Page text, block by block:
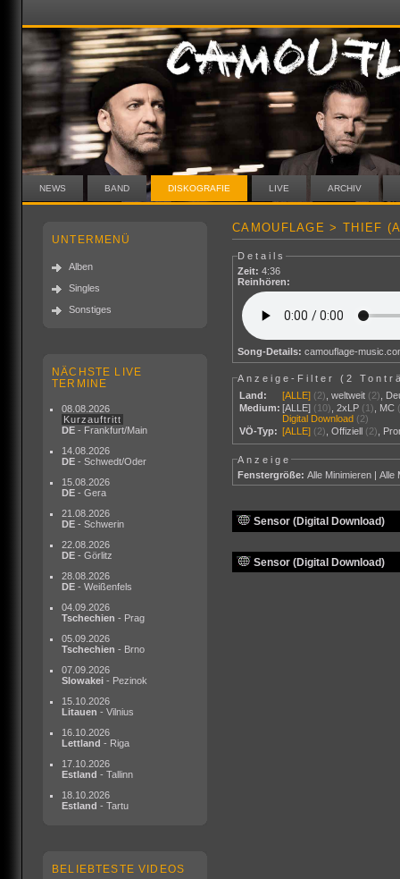
NEWS BAND DISKOGRAFIE LIVE ARCHIV
UNTERMENÜ
Alben
Singles
Sonstiges
NÄCHSTE LIVE
TERMINE
08.08.2026
Kurzauftritt
DE - Frankfurt/Main
14.08.2026
DE - Schwedt/Oder
15.08.2026
DE - Gera
21.08.2026
DE - Schwerin
22.08.2026
DE - Görlitz
28.08.2026
DE - Weißenfels
04.09.2026
Tschechien - Prag
05.09.2026
Tschechien - Brno
07.09.2026
Slowakei - Pezinok
15.10.2026
Litauen - Vilnius
16.10.2026
Lettland - Riga
17.10.2026
Estland - Tallinn
18.10.2026
Estland - Tartu
BELIEBTESTE VIDEOS
CAMOUFLAGE > THIEF
Details
Zeit: 4:36
Reinhören:
Song-Details: camouflage-
Anzeige-Filter (2
Land:
[ALLE] (2) ,weltweit (2)
Medium: [ALLE] (10) ,2xLP (1) MC
Digital Download (2)
VÖ-Typ: [ALLE] (2) ,Offiziell (2)
Anzeige
Fenstergröße: Alle Minimieren |Alle
Sensor (Digital Download)
Sensor (Digital Download)